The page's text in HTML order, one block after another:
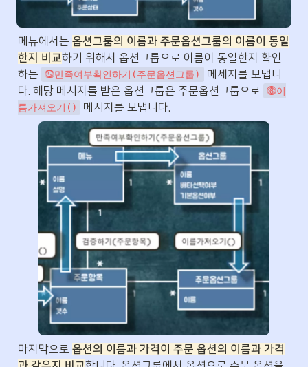
메뉴에서는 옵션그룹의 이름과 주문옵션그룹의 이름이 동일
한지 비교하기 위해서 옵션그룹으로 이름이 동일한지 확인
하는
⓹만족여부확인하기(주문옵션그룹)
메세지를 보냅니
다. 해당 메시지를 받은 옵션그룹은 주문옵션그룹으로
⓺이
름가져오기()
메시지를 보냅니다.
마지막으로 옵션의 이름과 가격이 주문 옵션의 이름과 가격